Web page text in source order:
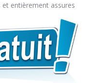
entièrement assures